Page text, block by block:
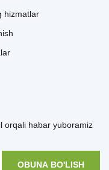
hizmatlar
orqali habar yuboramiz
OBUNA BO'LISH